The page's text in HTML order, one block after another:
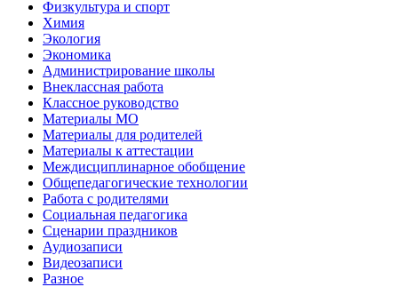
Физкультура и спорт
Химия
Экология
Экономика
Администрирование школы
Внеклассная работа
Классное руководство
Материалы МО
Материалы для родителей
Материалы к аттестации
Междисциплинарное обобщение
Общепедагогические технологии
Работа с родителями
Социальная педагогика
Сценарии праздников
Аудиозаписи
Видеозаписи
Разное